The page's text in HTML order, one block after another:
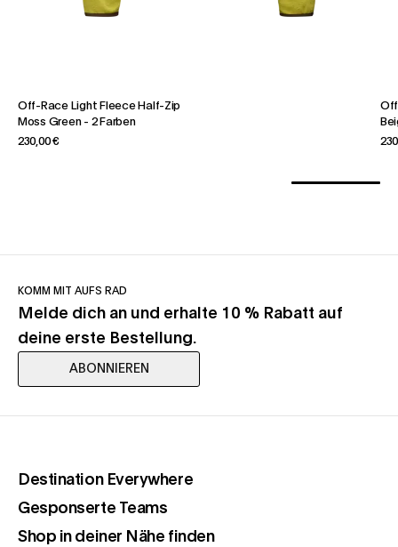
Off-Race Light Fleece Half-Zip
Moss Green- 2 Farben
230,00 €
KOMM MIT AUFS RAD
Melde dich an und erhalte 10 % Rabatt auf
deine erste Bestellung.
ABONNIEREN
Destination Everywhere(opens in a new tab)
Gesponserte Teams(opens in a new tab)
Shop in deiner Nähe finden(opens in a new tab)